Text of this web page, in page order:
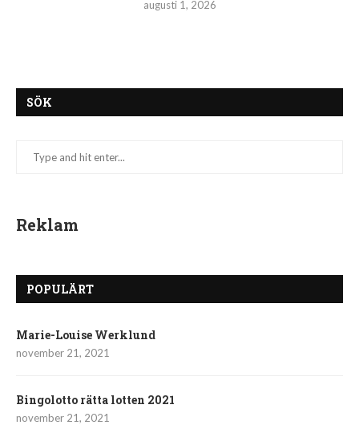
augusti 1, 2026
SÖK
Reklam
POPULÄRT
Marie-Louise Werklund
november 21, 2021
Bingolotto rätta lotten 2021
november 21, 2021